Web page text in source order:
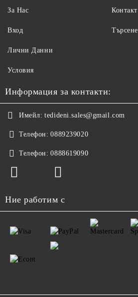
За Нас
Вход
Контакт
Търсене
Лични Данни
Условия
Информация за контакти:
Имейл: tedideni.sales@gmail.com
Телефон: 0889239020
Телефон: 0888619090
Ние работим с